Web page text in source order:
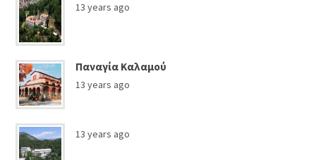
13 years ago
Παναγία Καλαμού
13 years ago
13 years ago